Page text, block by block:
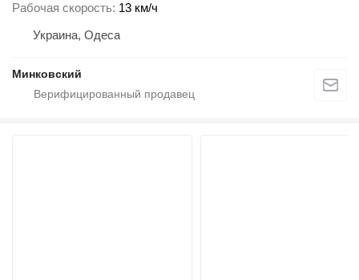
Рабочая скорость 13 км/ч
Украина, Одеса
Минковский